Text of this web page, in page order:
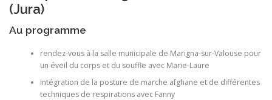
(Jura)
Au programme
rendez-vous à la salle municipale de Marigna-sur-Valouse pour
un éveil du corps et du souffle avec Marie-Laure
intégration de la posture de marche afghane et de différentes
techniques de respirations avec Fanny